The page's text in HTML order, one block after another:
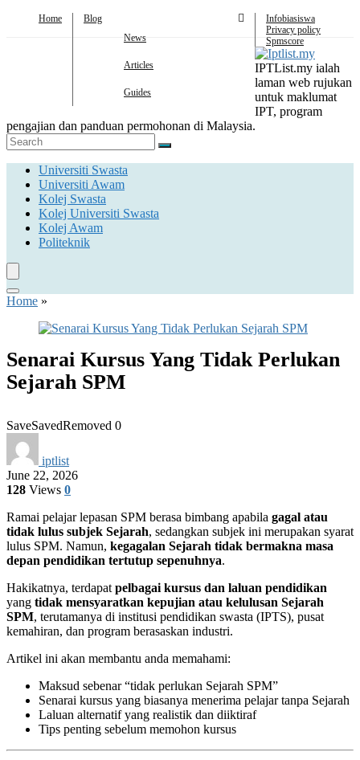
Home
Blog
News
Articles
Guides
Infobiasiswa
Privacy policy
Spmscore
IPTList.my ialah
laman web rujukan
untuk maklumat
IPT, program
pengajian dan panduan permohonan di Malaysia.
Universiti Swasta
Universiti Awam
Kolej Swasta
Kolej Universiti Swasta
Kolej Awam
Politeknik
Home »
Senarai Kursus Yang Tidak Perlukan
Sejarah SPM
SaveSavedRemoved 0
iptlist
June 22, 2026
128 Views 0
Ramai pelajar lepasan SPM berasa bimbang apabila gagal atau
tidak lulus subjek Sejarah, sedangkan subjek ini merupakan syarat
lulus SPM. Namun, kegagalan Sejarah tidak bermakna masa
depan pendidikan tertutup sepenuhnya.
Hakikatnya, terdapat pelbagai kursus dan laluan pendidikan
yang tidak mensyaratkan kepujian atau kelulusan Sejarah
SPM, terutamanya di institusi pendidikan swasta (IPTS), pusat
kemahiran, dan program berasaskan industri.
Artikel ini akan membantu anda memahami:
Maksud sebenar “tidak perlukan Sejarah SPM”
Senarai kursus yang biasanya menerima pelajar tanpa Sejarah
Laluan alternatif yang realistik dan diiktiraf
Tips penting sebelum memohon kursus